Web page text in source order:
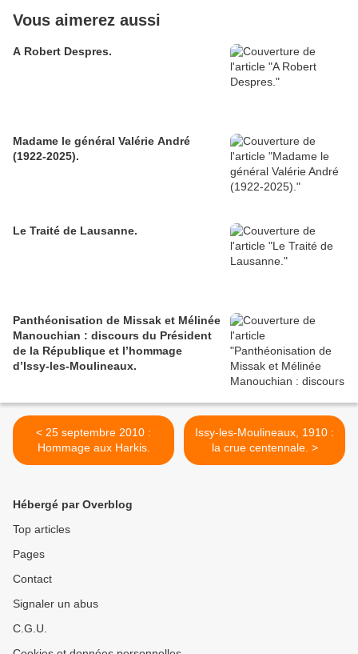
Vous aimerez aussi
A Robert Despres.
Madame le général Valérie André
(1922-2025).
Le Traité de Lausanne.
Panthéonisation de Missak et Mélinée
Manouchian : discours du Président
de la République et l’hommage
d’Issy-les-Moulineaux.
< 25 septembre 2010 :
Hommage aux Harkis.
Issy-les-Moulineaux, 1910 :
la crue centennale. >
Hébergé par Overblog
Top articles
Pages
Contact
Signaler un abus
C.G.U.